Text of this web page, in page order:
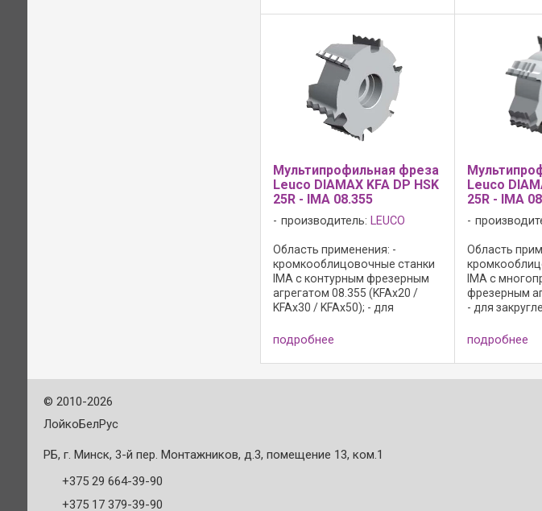
поверхность резца и
обработка его ...
мин-1; ...
Мультипрофильная фреза
Leuco DIAMAX KFA DP HSK
25R - IMA 08.355
производитель: LEUCO
Область применения: -
кромкооблицовочные станки
IMA с контурным фрезерным
агрегатом 08.355 (KFAx20 /
KFAx30 / KFAx50); - для
обкладочной рейки из
или пластика; Исполнение: -
полированная передняя ...
подробнее
Leuco
25R - IMA
Область
IMA с
фрезерным
- для
обкладочной
или
подробнее
© 2010-2026
ЛойкоБелРус
РБ, г. Минск, 3-й пер. Монтажников, д.3, помещение 13, ком.1
+375 29 664-39-90
+375 17 379-39-90